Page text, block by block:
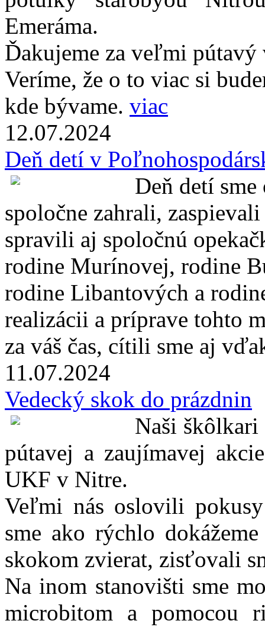
Emeráma.
Ďakujeme za veľmi
Veríme, že o to viac si
kde bývame. viac
12.07.2024
Deň detí v
Deň detí
spoločne zahrali,
spravili aj spoločnú
rodine Murínovej, rodine
rodine Libantových a
realizácii a príprave tohto
za váš čas, cítili sme aj
11.07.2024
Vedecký skok do prázdnin
Naši
pútavej a zaujímavej
UKF v Nitre.
Veľmi nás oslovili
sme ako rýchlo
skokom zvierat, zisťovali
Na inom stanovišti sme
microbitom a pomocou